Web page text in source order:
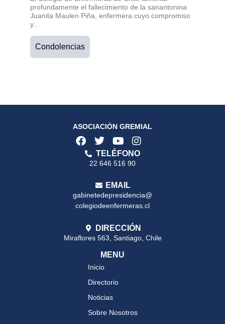
profundamente el fallecimiento de la sanantonina
Juanita Maulen Piña, enfermera cuyo compromiso
y...
Condolencias
ASOCIACIÓN GREMIAL
TELÉFONO
22 646 516 90
EMAIL
gabinetedepresidencia@
colegiodeenfermeras.cl
DIRECCIÓN
Miraflores 563, Santiago, Chile
MENU
Inicio
Directorio
Noticias
Sobre Nosotros